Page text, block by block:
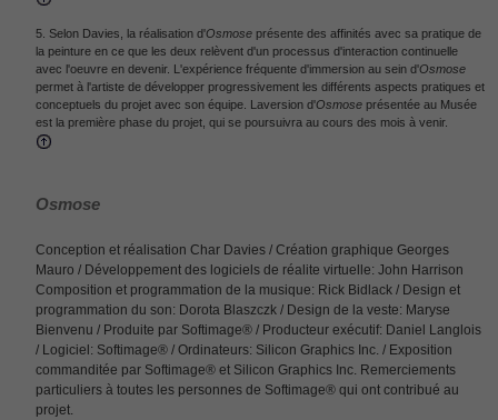
5. Selon Davies, la réalisation d'Osmose présente des affinités avec sa pratique de
la peinture en ce que les deux relèvent d'un processus d'interaction continuelle
avec l'oeuvre en devenir. L'expérience fréquente d'immersion au sein d'Osmose
permet à l'artiste de développer progressivement les différents aspects pratiques et
conceptuels du projet avec son équipe. Laversion d'Osmose présentée au Musée
est la première phase du projet, qui se poursuivra au cours des mois à venir.
Osmose
Conception et réalisation Char Davies / Création graphique Georges
Mauro / Développement des logiciels de réalite virtuelle: John Harrison
Composition et programmation de la musique: Rick Bidlack / Design et
programmation du son: Dorota Blaszczk / Design de la veste: Maryse
Bienvenu / Produite par Softimage® / Producteur exécutif: Daniel Langlois
/ Logiciel: Softimage® / Ordinateurs: Silicon Graphics Inc. / Exposition
commanditée par Softimage® et Silicon Graphics Inc. Remerciements
particuliers à toutes les personnes de Softimage® qui ont contribué au
projet.